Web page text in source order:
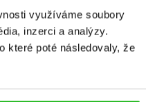
využíváme soubory
inzerci a analýzy.
které poté následovaly, že